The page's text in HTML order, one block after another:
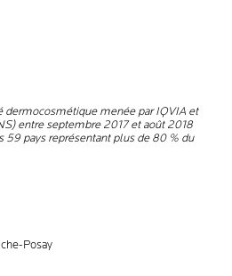
dermocosmétique menée par IQVIA et
entre septembre 2017 et août 2018
59 pays représentant plus de 80 % du
Posay